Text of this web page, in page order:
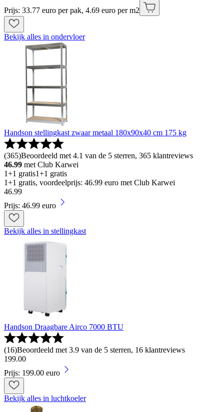
Prijs: 33.77 euro per pak, 4.69 euro per m2
Bekijk alles in ondervloer
Handson stellingkast zwaar metaal 180x90x40 cm 175 kg
(365)Beoordeeld met 4.1 van de 5 sterren, 365 klantreviews
46.99 met Club Karwei
1+1 gratis1+1 gratis
1+1 gratis, voordeelprijs: 46.99 euro met Club Karwei
46.99
Prijs: 46.99 euro
Bekijk alles in stellingkast
Handson Draagbare Airco 7000 BTU
(16)Beoordeeld met 3.9 van de 5 sterren, 16 klantreviews
199.00
Prijs: 199.00 euro
Bekijk alles in luchtkoeler